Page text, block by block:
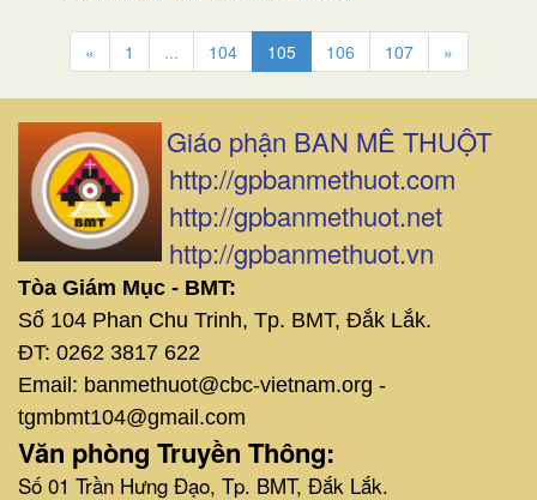
« 1 ... 104 105 106 107 »
Giáo phận BAN MÊ THUỘT
http://gpbanmethuot.com
http://gpbanmethuot.net
http://gpbanmethuot.vn
Tòa Giám Mục - BMT:
Số 104 Phan Chu Trinh, Tp. BMT, Đắk Lắk.
ĐT: 0262 3817 622
Email: banmethuot@cbc-vietnam.org -
tgmbmt104@gmail.com
Văn phòng Truyền Thông:
Số 01 Trần Hưng Đạo, Tp. BMT, Đắk Lắk.